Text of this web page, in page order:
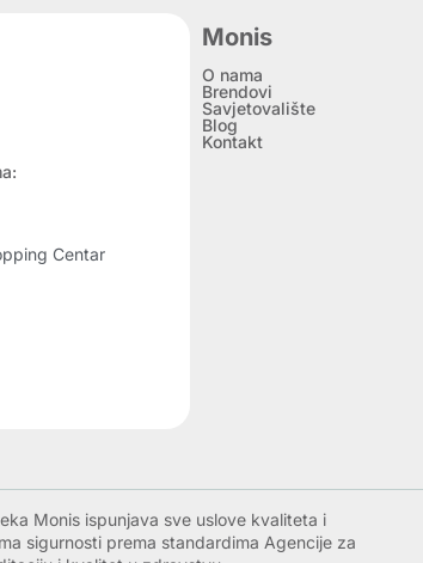
Centar
Monis
O nama
Brendovi
Savjetovalište
Blog
Kontakt
Monis ispunjava sve uslove kvaliteta i
sigurnosti prema standardima Agencije za